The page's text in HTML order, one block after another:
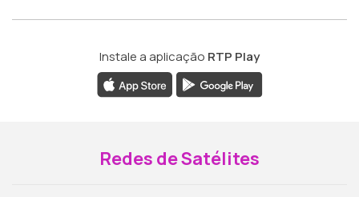
Instale a aplicação RTP Play
Redes de Satélites